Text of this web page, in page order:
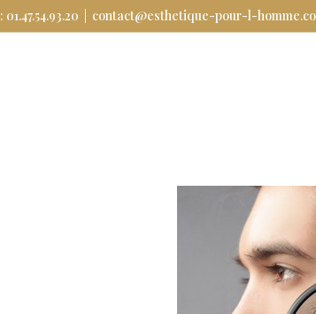
contact@esthetique-pour-l-